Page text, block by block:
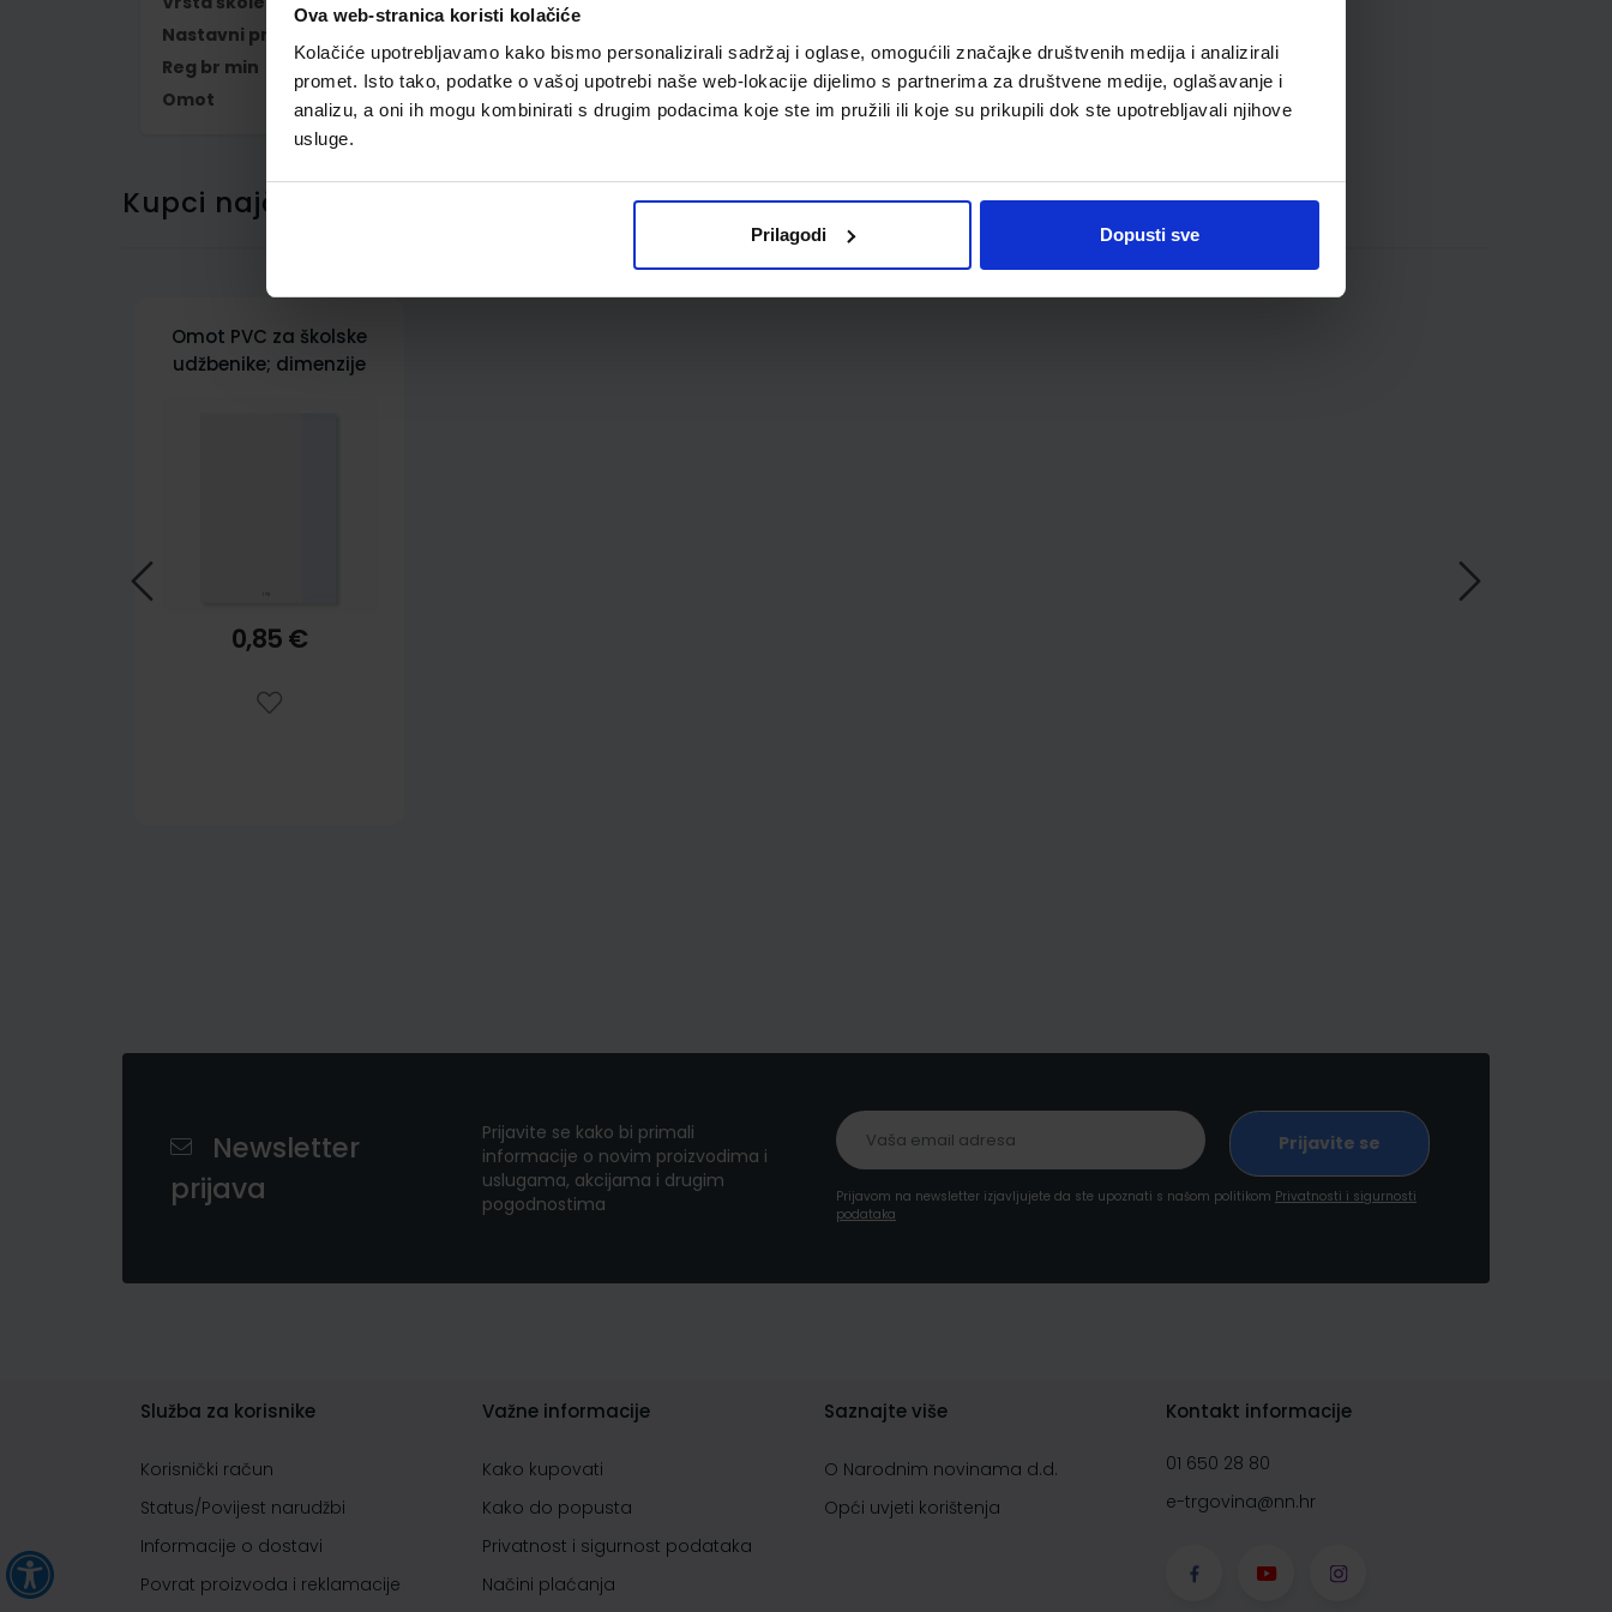
Ova web-stranica koristi kolačiće
Kolačiće upotrebljavamo kako bismo personalizirali sadržaj i oglase, omogućili značajke društvenih medija i analizirali
promet. Isto tako, podatke o vašoj upotrebi naše web-lokacije dijelimo s partnerima za društvene medije, oglašavanje i
analizu, a oni ih mogu kombinirati s drugim podacima koje ste im pružili ili koje su prikupili dok ste upotrebljavali njihove
usluge.
Prilagodi Dopusti sve
Nastavni predmet
Reg br min
6496-DOM
Omot
500160
Kupci najčešće biraju..
Omot PVC za školske
udžbenike; dimenzije
0,85 €
Newsletter
prijava
Prijavite se kako bi primali
informacije o novim proizvodima i
uslugama, akcijama i drugim
pogodnostima
Prijavom na newsletter izjavljujete da ste upoznati s našom politikom Privatnosti i sigurnosti
podataka
Služba za korisnike
Korisnički račun
Status/Povijest narudžbi
Informacije o dostavi
Povrat proizvoda i reklamacije
Važne informacije
Kako kupovati
Kako do popusta
Privatnost i sigurnost podataka
Načini plaćanja
Saznajte više
O Narodnim novinama d.d.
Opći uvjeti korištenja
Kontakt informacije
01 650 28 80
e-trgovina@nn.hr